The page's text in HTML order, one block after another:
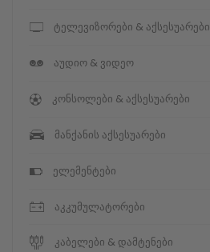
ტელევიზორები & აქსესუარები
აუდიო & ვიდეო
კონსოლები & აქსესუარები
მანქანის აქსესუარები
ელემენტები
აკკუმულატორები
კაბელები & დამტენები